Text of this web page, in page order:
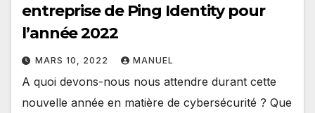
entreprise de Ping Identity pour
l’année 2022
MARS 10, 2022 MANUEL
A quoi devons-nous nous attendre durant cette
nouvelle année en matière de cybersécurité ? Que